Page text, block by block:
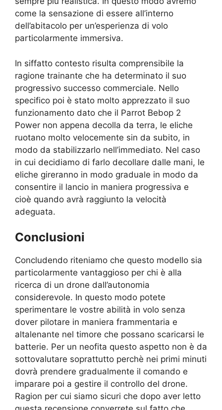
come la sensazione di essere all’interno
dell’abitacolo per un’esperienza di volo
particolarmente immersiva.
In siffatto contesto risulta comprensibile la
ragione trainante che ha determinato il suo
progressivo successo commerciale. Nello
specifico poi è stato molto apprezzato il suo
funzionamento dato che il Parrot Bebop 2
Power non appena decolla da terra, le eliche
ruotano molto velocemente sin da subito, in
modo da stabilizzarlo nell’immediato. Nel caso
in cui decidiamo di farlo decollare dalle mani, le
eliche gireranno in modo graduale in modo da
consentire il lancio in maniera progressiva e
cioè quando avrà raggiunto la velocità
adeguata.
Conclusioni
Concludendo riteniamo che questo modello sia
particolarmente vantaggioso per chi è alla
ricerca di un drone dall’autonomia
considerevole. In questo modo potete
sperimentare le vostre abilità in volo senza
dover pilotare in maniera frammentaria e
altalenante nel timore che possano scaricarsi le
batterie. Per un neofita questo aspetto non è da
sottovalutare soprattutto perchè nei primi minuti
dovrà prendere gradualmente il comando e
imparare poi a gestire il controllo del drone.
Ragion per cui siamo sicuri che dopo aver letto